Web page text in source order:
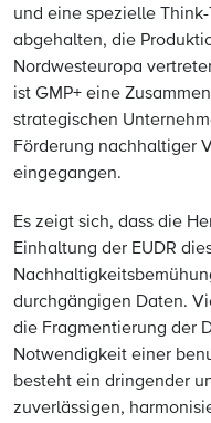
und eine spezielle
abgehalten, die
Nordwesteuropa
ist GMP+ eine
strategischen
Förderung nachhaltiger
eingegangen.
Es zeigt sich, dass die
Einhaltung der EUDR
durchgängigen Daten.
die Fragmentierung der
Notwendigkeit einer
besteht ein dringender
zuverlässigen,